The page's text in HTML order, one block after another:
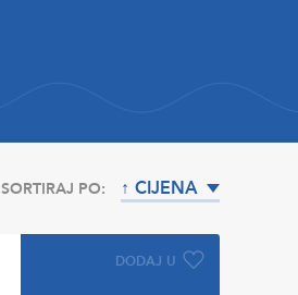
SORTIRAJ PO: ↑ CIJENA
DODAJ U